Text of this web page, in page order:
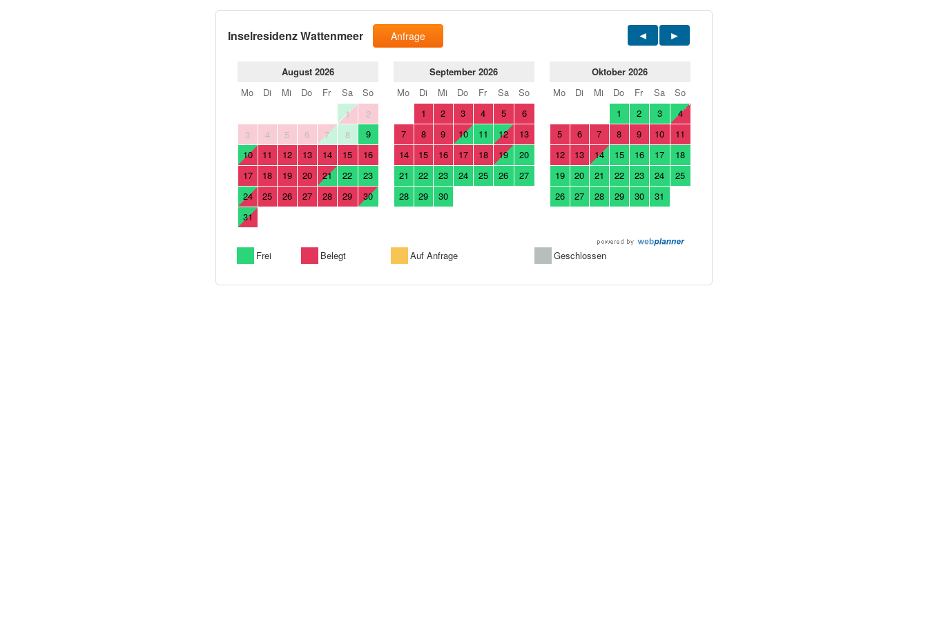
Inselresidenz Wattenmeer Anfrage
August 2026
Mo
Di Mi Do Fr Sa
So
1
2
3
4 5 6 7 8
9
10
11 12 13 14 15
16
17
18 19 20 21 22
23
24
25 26 27 28 29
30
31
September 2026
Mo
Di Mi Do Fr Sa
So
1
2 3 4 5
6
7
8 9 10 11 12
13
14
15 16 17 18 19
20
21
22 23 24 25 26
27
28
29 30
Oktober 2026
Mo
Di Mi Do Fr Sa
So
1
2 3
4
5
6 7 8 9 10
11
12
13 14 15 16 17
18
19
20 21 22 23 24
25
26
27 28 29 30 31
Frei Belegt Auf Anfrage Geschlossen